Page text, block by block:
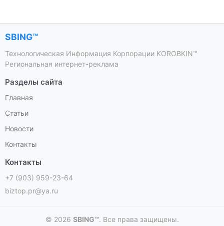
SBING™
Технологическая Информация Корпорации KOROBKIN™
Региональная интернет-реклама
Разделы сайта
Главная
Статьи
Новости
Контакты
Контакты
+7 (903) 959-23-64
biztop.pr@ya.ru
© 2026 SBING™. Все права защищены.